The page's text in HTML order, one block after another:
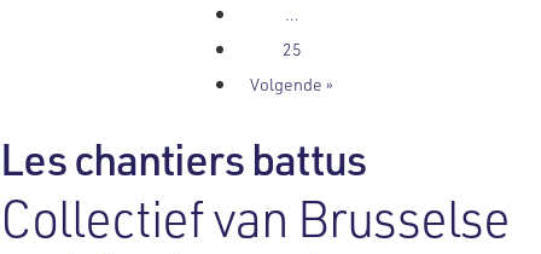
…
25
Volgende »
Les chantiers battus
Collectief van Brusselse